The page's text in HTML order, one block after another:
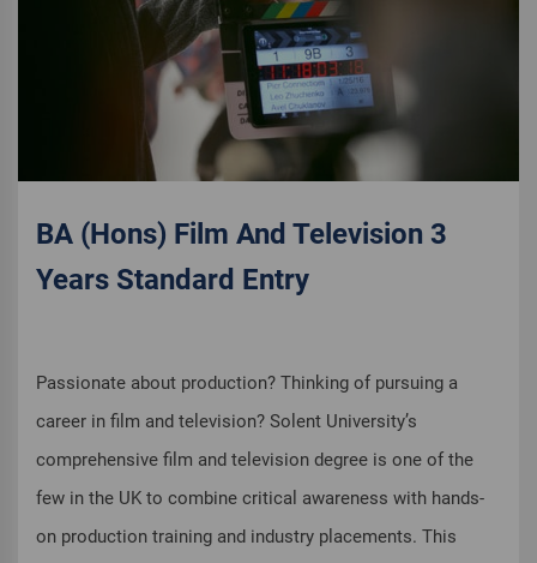
BA (Hons) Film And Television 3
Years Standard Entry
Passionate about production? Thinking of pursuing a
career in film and television? Solent University’s
comprehensive film and television degree is one of the
few in the UK to combine critical awareness with hands-
on production training and industry placements. This